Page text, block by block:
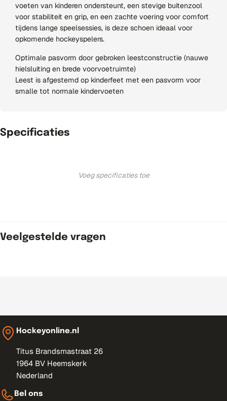
voeten van kinderen ondersteunt, een stevige buitenzool
voor stabiliteit en grip, en een zachte voering voor comfort
tijdens lange speelsessies, is deze schoen ideaal voor
opkomende hockeyspelers.
Optimale pasvorm door gebroken leestconstructie (nauwe
hielsluiting en brede voorvoetruimte)
Leest is afgestemd op kinderfeet met een pasvorm voor
smalle tot normale kindervoeten
Specificaties
Voeg specificaties toe
Veelgestelde vragen
Hockeyonline.nl
Titus Brandsmastraat 26
1964 BV Heemskerk
Nederland
Bel ons